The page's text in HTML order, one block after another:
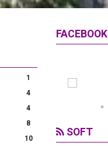
1
4
4
8
10
FACEBOOK
SOFT